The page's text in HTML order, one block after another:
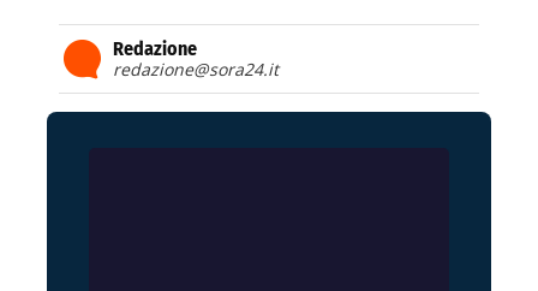
Redazione
redazione@sora24.it